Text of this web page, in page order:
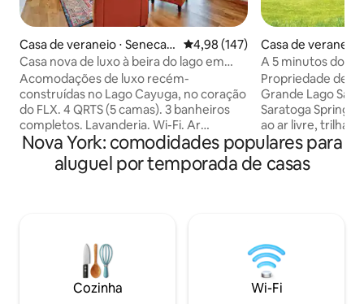
Casa de veraneio ⋅ Seneca F
alls
4,98 de uma avaliação média de
4,98 (147)
Casa nova de luxo à beira do lago em
Cayuga Lake!
Acomodações de luxo recém-
construídas no Lago Cayuga, no coração
do FLX. 4 QRTS (5 camas). 3 banheiros
completos. Lavanderia. Wi-Fi. Ar
condicionado central. Smart TV de 75
polegadas. Acabamentos de alta
qualidade. As comodidades próximas
compras premium de Waterloo Parque
Estadual das Cataratas de Taughannock
Ithaca (Universidade Cornell e Ithaca
College) Parque Estadual de Watkins
Casa de veraneio
in
A 5 minutos do
floresta • Sauna
Propriedade de
Grande Lago
Saratoga Springs e
ao ar livre, trilhas
de jogos, lareira,
proximidades, Wi-Fi
para casais,
ao fogo. Relaxe na sauna.
trilhas de esqui,
neve. Pergunte sobre a nossa noite de
bônus para
Nova York: comodidades populares para
aluguel por temporada de casas
Cozinha Wi-Fi